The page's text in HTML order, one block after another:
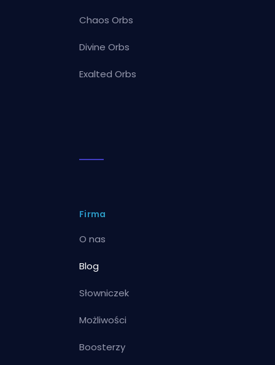
Chaos Orbs
Divine Orbs
Exalted Orbs
Firma
O nas
Blog
Słowniczek
Możliwości
Boosterzy